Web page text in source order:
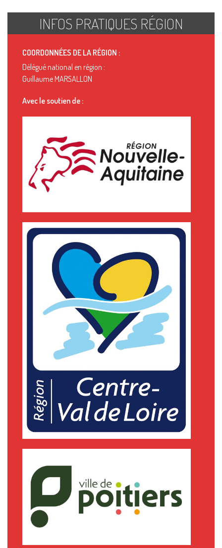
INFOS PRATIQUES RÉGION
COORDONNÉES DE LA RÉGION :
Délégué national en région :
Guillaume MARSALLON
Avec le soutien de :